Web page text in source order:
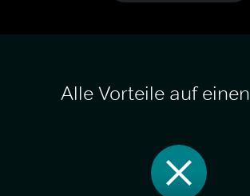
Alle Vorteile auf